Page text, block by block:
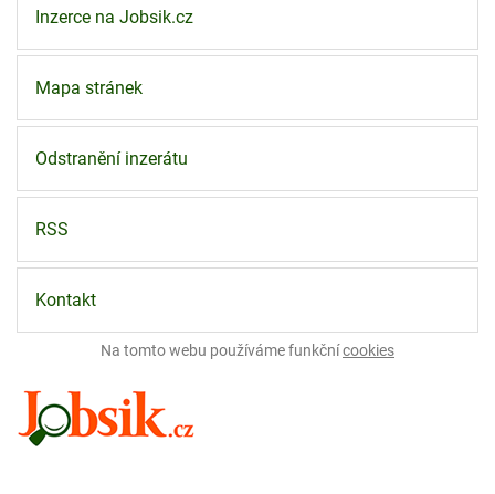
Inzerce na Jobsik.cz
Mapa stránek
Odstranění inzerátu
RSS
Kontakt
Na tomto webu používáme funkčnícookies